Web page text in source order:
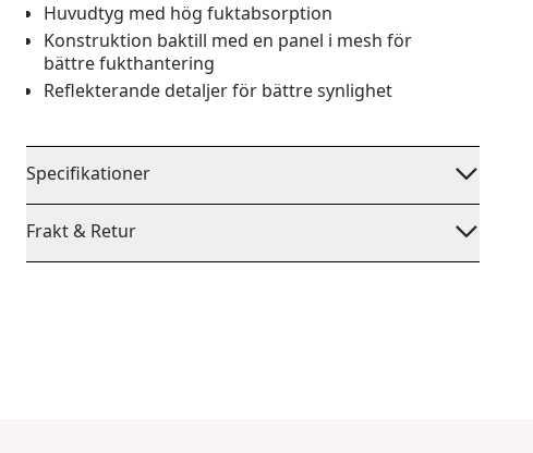
Huvudtyg med hög fuktabsorption
Konstruktion baktill med en panel i mesh för
bättre fukthantering
Reflekterande detaljer för bättre synlighet
Specifikationer
Frakt & Retur